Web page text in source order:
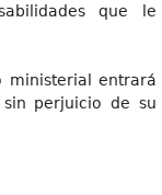
que le
ministerial entrará
perjuicio de su